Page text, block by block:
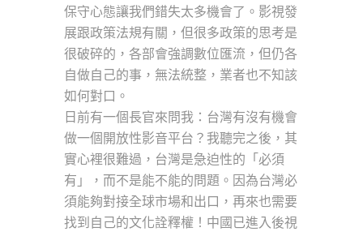
保守心態讓我們錯失太多機會了。影視發
展跟政策法規有關，但很多政策的思考是
很破碎的，各部會強調數位匯流，但仍各
自做自己的事，無法統整，業者也不知該
如何對口。
日前有一個長官來問我：台灣有沒有機會
做一個開放性影音平台？我聽完之後，其
實心裡很難過，台灣是急迫性的「必須
有」，而不是能不能的問題。因為台灣必
須能夠對接全球市場和出口，再來也需要
找到自己的文化詮釋權！中國已進入後視